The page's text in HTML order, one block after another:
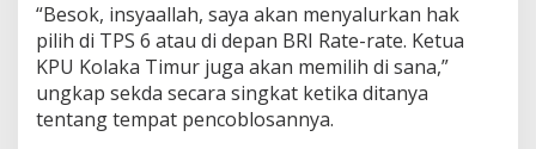
h
d
i
T
P
S
“Besok, insyaallah, saya akan menyalurkan hak
pilih di TPS 6 atau di depan BRI Rate-rate. Ketua
KPU Kolaka Timur juga akan memilih di sana,”
ungkap sekda secara singkat ketika ditanya
tentang tempat pencoblosannya.